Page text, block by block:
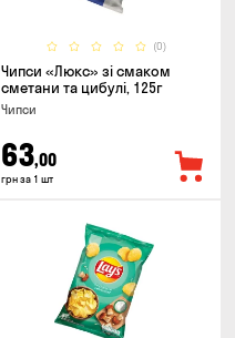
(0)
Чипси «Люкс» зі смаком
сметани та цибулі, 125г
Чипси
63,00
грн за 1 шт